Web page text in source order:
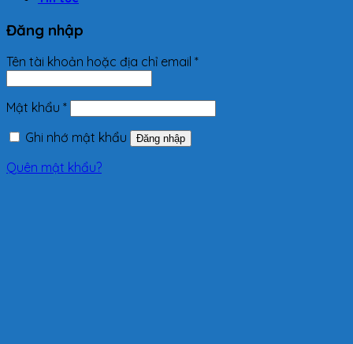
Đăng nhập
Tên tài khoản hoặc địa chỉ email *
Mật khẩu *
Ghi nhớ mật khẩu
Đăng nhập
Quên mật khẩu?